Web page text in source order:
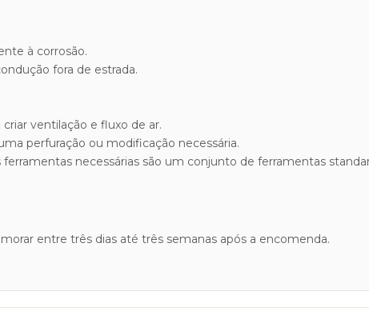
à corrosão.
fora de estrada.
ventilação e fluxo de ar.
perfuração ou modificação necessária.
necessárias são um conjunto de ferramentas
entre três dias até três semanas após a encomenda.